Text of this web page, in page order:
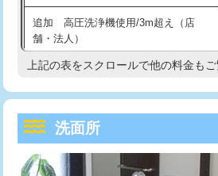
モルタル補修（厚さ10㎝まで）
モルタル補修（厚さ10㎝超え）
洗面台設置
追加人工
廃棄・処分
給水管工事※（バンド止め)
給水管工事※（支持金具設置)
給水管工事※（保温材使用（バンド止
め込み）)
給水管工事※（土の掘削・埋め戻し作
業)
追加 高圧洗浄機使用/3m超え（店
舗・法人）
高度高圧洗浄換
トーラー機使用/3mまで
追加トーラー機使用/3m超え
上記の表をスクロールで他の料金もご
洗面所